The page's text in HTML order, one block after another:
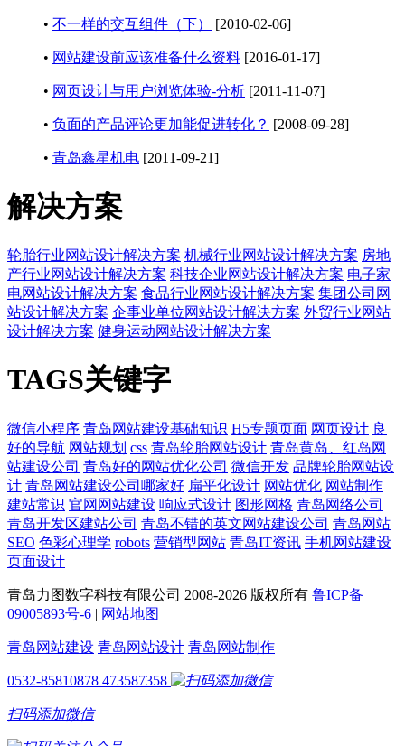
• 不一样的交互组件（下） [2010-02-06]
• 网站建设前应该准备什么资料 [2016-01-17]
• 网页设计与用户浏览体验-分析 [2011-11-07]
• 负面的产品评论更加能促进转化？ [2008-09-28]
• 青岛鑫星机电 [2011-09-21]
解决方案
轮胎行业网站设计解决方案 机械行业网站设计解决方案 房地
产行业网站设计解决方案 科技企业网站设计解决方案 电子家
电网站设计解决方案 食品行业网站设计解决方案 集团公司网
站设计解决方案 企事业单位网站设计解决方案 外贸行业网站
设计解决方案 健身运动网站设计解决方案
TAGS关键字
微信小程序 青岛网站建设基础知识 H5专题页面 网页设计 良
好的导航 网站规划 css 青岛轮胎网站设计 青岛黄岛、红岛网
站建设公司 青岛好的网站优化公司 微信开发 品牌轮胎网站设
计 青岛网站建设公司哪家好 扁平化设计 网站优化 网站制作
建站常识 官网网站建设 响应式设计 图形网格 青岛网络公司
青岛开发区建站公司 青岛不错的英文网站建设公司 青岛网站
SEO 色彩心理学 robots 营销型网站 青岛IT资讯 手机网站建设
页面设计
青岛力图数字科技有限公司 2008-2026 版权所有 鲁ICP备
09005893号-6 | 网站地图
青岛网站建设 青岛网站设计 青岛网站制作
0532-85810878 473587358
扫码添加微信